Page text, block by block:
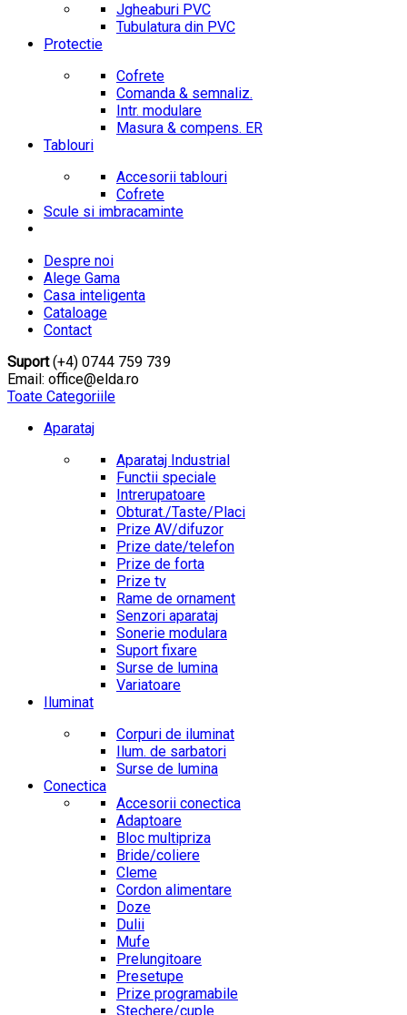
Jgheaburi PVC
Tubulatura din PVC
Protectie
Cofrete
Comanda & semnaliz.
Intr. modulare
Masura & compens. ER
Tablouri
Accesorii tablouri
Cofrete
Scule si imbracaminte
Despre noi
Alege Gama
Casa inteligenta
Cataloage
Contact
Suport(+4) 0744 759 739
Email: office@elda.ro
Toate Categoriile
Aparataj
Aparataj Industrial
Functii speciale
Intrerupatoare
Obturat./Taste/Placi
Prize AV/difuzor
Prize date/telefon
Prize de forta
Prize tv
Rame de ornament
Senzori aparataj
Sonerie modulara
Suport fixare
Surse de lumina
Variatoare
Iluminat
Corpuri de iluminat
Ilum. de sarbatori
Surse de lumina
Conectica
Accesorii conectica
Adaptoare
Bloc multipriza
Bride/coliere
Cleme
Cordon alimentare
Doze
Dulii
Mufe
Prelungitoare
Presetupe
Prize programabile
Stechere/cuple